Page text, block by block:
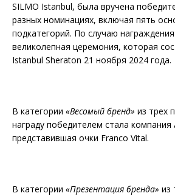
SILMO Istanbul, была вручена
разных номинациях, включая пять
подкатегорий. По случаю
великолепная церемония, которая
Istanbul Sheraton 21 ноября 2024 года.
В категории «Весомый бренд» из трех
награду победителем стала компания
представившая очки Franco Vital.
В категории «Презентация бренда» из